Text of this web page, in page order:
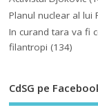
Planul nuclear al lui
In curand tara va fi
filantropi (134)
CdSG pe